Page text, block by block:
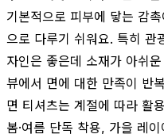
기본적으로 피부에 닿는 감
으로 다루기 쉬워요. 특히 관
자인은 좋은데 소재가 아쉬
뷰에서 면에 대한 만족이 반
면 티셔츠는 계절에 따라 활
봄·여름 단독 착용, 가을 레